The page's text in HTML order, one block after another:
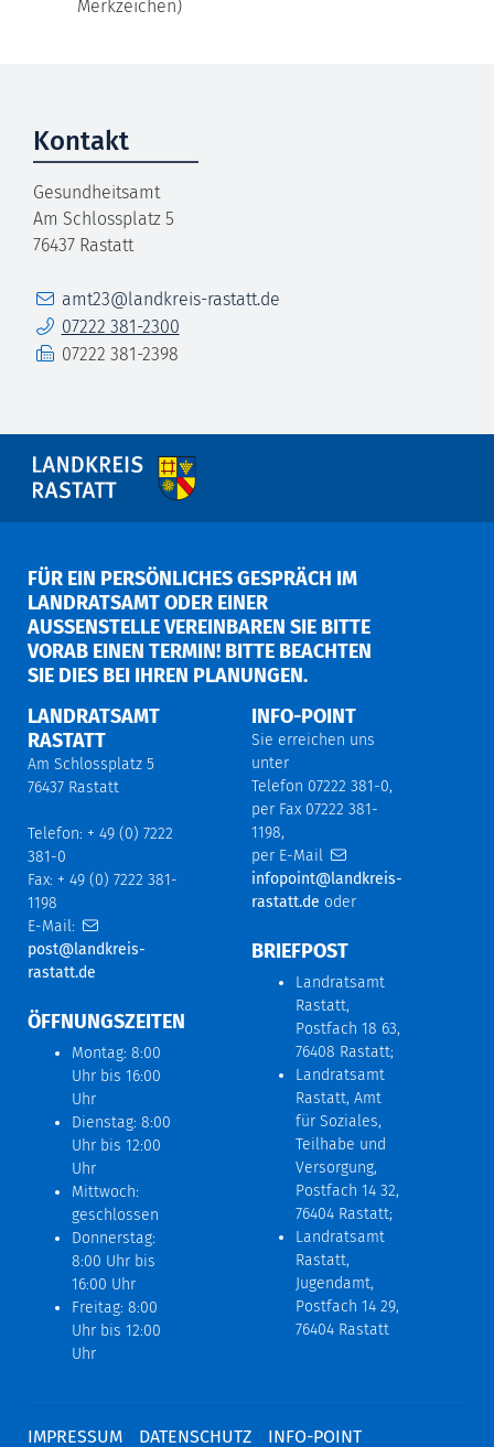
Merkzeichen)
Kontakt
Gesundheitsamt
Am Schlossplatz 5
76437 Rastatt
E-Mailamt23@landkreis-rastatt.de
Telefon07222 381-2300
Fax 07222 381-2398
FÜR EIN PERSÖNLICHES GESPRÄCH IM
LANDRATSAMT ODER EINER
AUSSENSTELLE VEREINBAREN SIE BITTE V
ORAB EINEN TERMIN! BITTE BEACHTEN S
IE DIES BEI IHREN PLANUNGEN.
LANDRATSAMT
RASTATT
Am Schlossplatz 5
76437 Rastatt
Telefon: + 49 (0) 7222
381-0
Fax: + 49 (0) 7222 381-
1198
E-Mail:
post@landkreis-
rastatt.de
ÖFFNUNGSZEITEN
Montag: 8:00
Uhr bis 16:00
Uhr
Dienstag: 8:00
Uhr bis 12:00
Uhr
Mittwoch:
geschlossen
Donnerstag:
8:00 Uhr bis
16:00 Uhr
Freitag: 8:00
Uhr bis 12:00
Uhr
INFO-POINT
Sie erreichen uns
unter
Telefon 07222 381-0,
per Fax 07222 381-
1198,
per E-Mail
infopoint@landkreis-
rastatt.de oder
BRIEFPOST
Landratsamt
Rastatt,
Postfach 18 63,
76408 Rastatt;
Landratsamt
Rastatt, Amt
für Soziales,
Teilhabe und
Versorgung,
Postfach 14 32,
76404 Rastatt;
Landratsamt
Rastatt,
Jugendamt,
Postfach 14 29,
76404 Rastatt
IMPRESSUM DATENSCHUTZ INFO-POINT